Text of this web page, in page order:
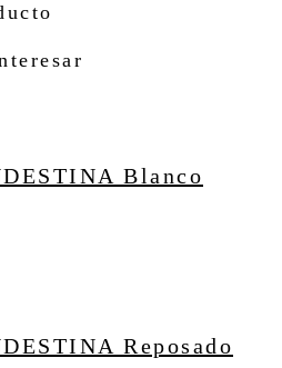
Blanco
Reposado